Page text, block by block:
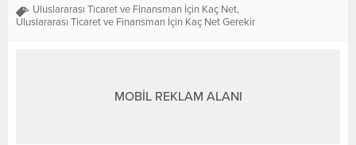
Uluslararası Ticaret ve Finansman İçin Kaç Net,
Uluslararası Ticaret ve Finansman İçin Kaç Net Gerekir
MOBİL REKLAM ALANI